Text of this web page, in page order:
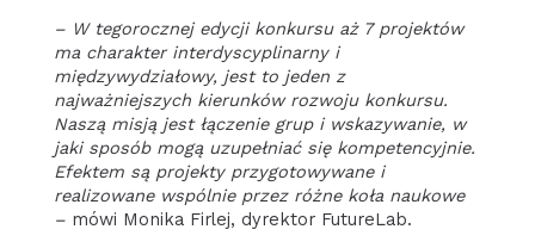
– W tegorocznej edycji konkursu aż 7 projektów
ma charakter interdyscyplinarny i
międzywydziałowy, jest to jeden z
najważniejszych kierunków rozwoju konkursu.
Naszą misją jest łączenie grup i wskazywanie, w
jaki sposób mogą uzupełniać się kompetencyjnie.
Efektem są projekty przygotowywane i
realizowane wspólnie przez różne koła naukowe
– mówi Monika Firlej, dyrektor FutureLab.